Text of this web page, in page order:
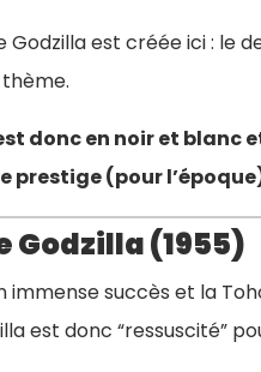
Godzilla est créée ici : le
donc en noir et blanc
prestige (pour
Godzilla (1955)
immense succès et la
est donc “ressuscité”